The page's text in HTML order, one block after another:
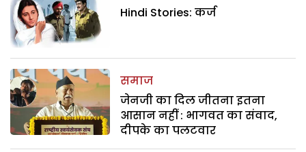
Hindi Stories: कर्ज
समाज
जेनजी का दिल जीतना इतना
आसान नहीं : भागवत का संवाद,
दीपके का पलटवार